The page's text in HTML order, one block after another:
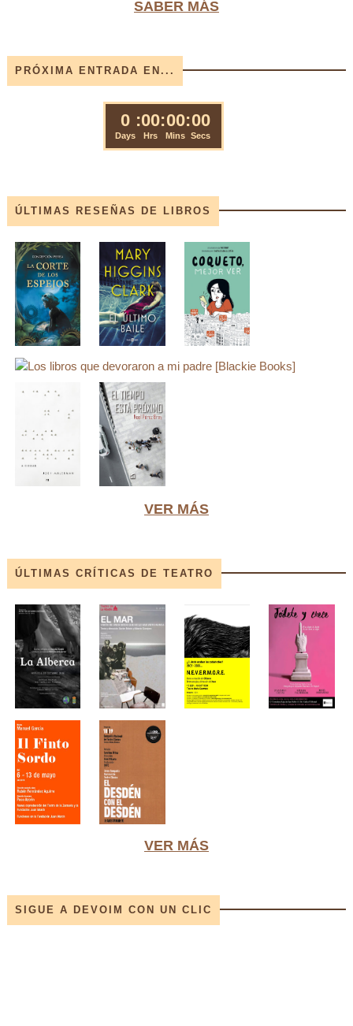
SABER MÁS
PRÓXIMA ENTRADA EN...
ÚLTIMAS RESEÑAS DE LIBROS
VER MÁS
ÚLTIMAS CRÍTICAS DE TEATRO
VER MÁS
SIGUE A DEVOIM CON UN CLIC